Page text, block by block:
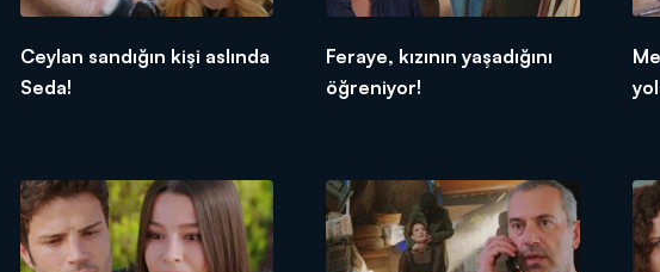
Ceylan sandığın kişi aslında
Seda!
Feraye, kızının yaşadığını
öğreniyor!